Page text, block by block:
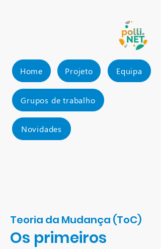
Home Projeto Equipa
Grupos de trabalho
Novidades
Teoria da Mudança (ToC)
Os primeiros